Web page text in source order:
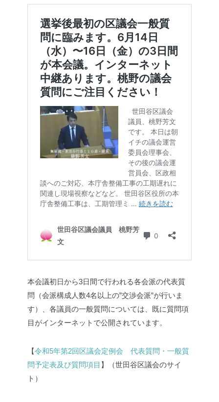
本会議初日から3日間で行われる各会派の代表質
問（会派構成人数4名以上の”交渉会派”が行いま
す）、各議員の一般質問については、既に質問項
目がインターネットで公開されています。
【令和5年第2回区議会定例会 代表質問・一般質
問予定表及び質問項目 】（世田谷区議会のサイ
ト）